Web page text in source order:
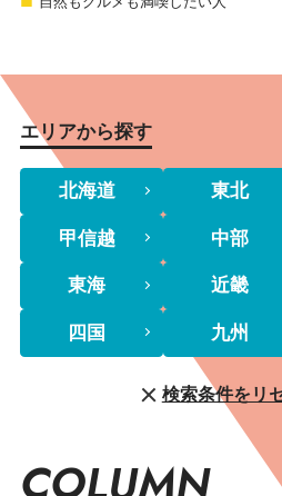
エリアから探す
北海道 東北
甲信越 中部
東海 近畿
四国 九州
検索条件をリ